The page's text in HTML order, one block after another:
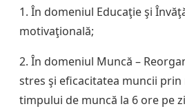
1. În domeniul Educaţie şi
motivaţională;
2. În domeniul Muncă –
stres şi eficacitatea muncii
timpului de muncă la 6 ore pe